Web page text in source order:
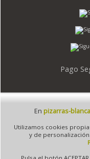
Pago
© 1995 - 2026 Grupo
©pizarras-blancas.es, y las
En pizarras-
Utilizamos cookies
y de